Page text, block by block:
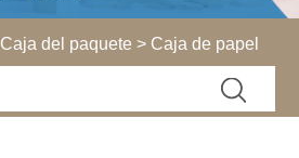
Caja del paquete > Caja de papel